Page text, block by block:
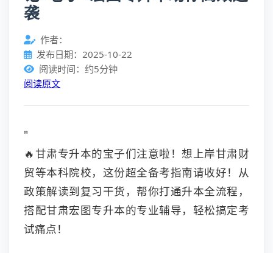
袭
作者：
发布日期：2025-10-22
阅读时间：约5分钟
阅读原文
"
🔥甘肃专升本的宝子们注意啦！想上岸甘肃财
贸等本科院校，这份超全备考指南请收好！从
政策解读到复习干货，帮你打通升本全流程，
搭配甘肃宏图专升本的专业辅导，轻松搞定考
试痛点！